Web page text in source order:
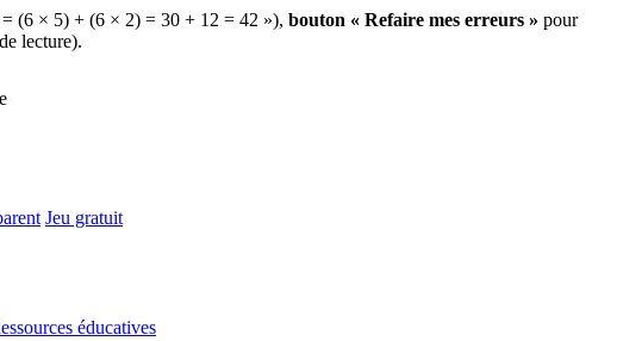
= (6 × 5) + (6 × 2) = 30 + 12 = 42 »), bouton « Refaire mes erreurs » pour
lecture).
Jeu gratuit
éducatives